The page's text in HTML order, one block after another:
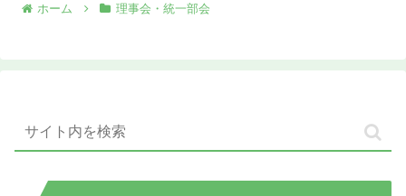
ホーム 理事会・統一部会